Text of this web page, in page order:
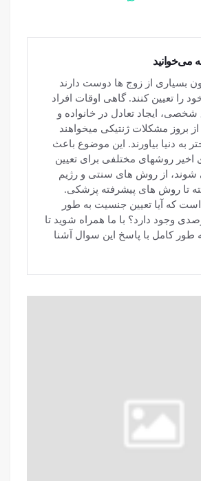
می‌خوانید
بسیاری از زوج ها دوست دارند
را تعیین کنند. گاهی اوقات افراد
ایجاد تعادل در خانواده و
گاهی جلوگیری از بروز مشکلات ژنتیکی می‎خواهند
به دنیا بیاورند. این موضوع باعث
شده در سال‎های اخیر روش‎های مختلفی برای تعیین
جنسیت معرفی شوند، از رو‎ش های سنتی و رژیم
تا روش های پیشرفته پزشکی.
که آیا تعیین جنسیت به طور
وجود دارد؟ با ما همراه شوید تا
طور کامل با پاسخ این سوال آشنا